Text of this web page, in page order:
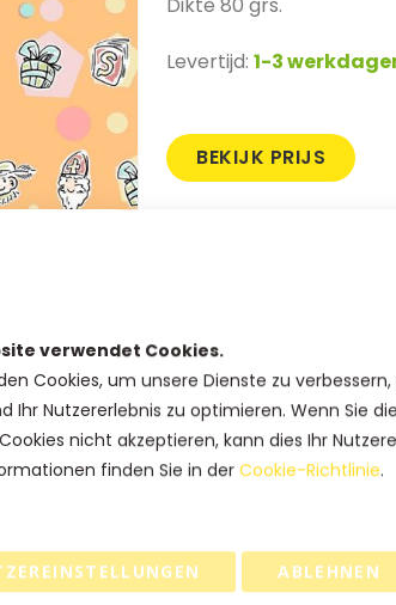
verwendet Cookies.
Cookies, um unsere Dienste zu
Ihr Nutzererlebnis zu optimieren. Wenn Sie
nicht akzeptieren, kann dies Ihr
finden Sie in der Cookie-Richtlinie.
ABLEHNEN
Levertijd:1-3
BEKIJK PRIJS
Breite
Haben Sie Fragen
Produkt?
de